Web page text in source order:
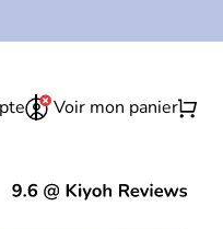
Voir mon paniershopping_cart